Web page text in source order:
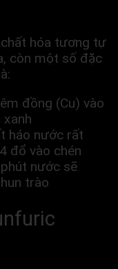
hóa tương tự
còn một số đặc
đồng (Cu) vào
háo nước rất
đổ vào chén
nước sẽ
trào